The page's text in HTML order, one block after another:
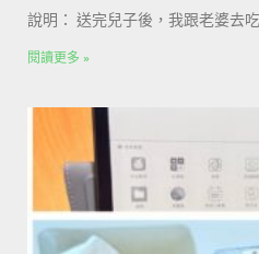
說明： 送完兒子後，我跟老婆去
閱讀更多 »